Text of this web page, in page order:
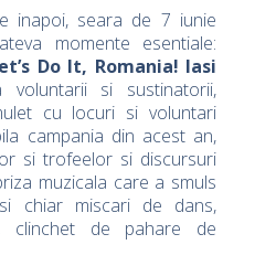
inapoi, seara de 7 iunie
momente esentiale:
Do It, Romania! Iasi
voluntarii si sustinatorii,
cu locuri si voluntari
campania din acest an,
si trofeelor si discursuri
muzicala care a smuls
chiar miscari de dans,
clinchet de pahare de